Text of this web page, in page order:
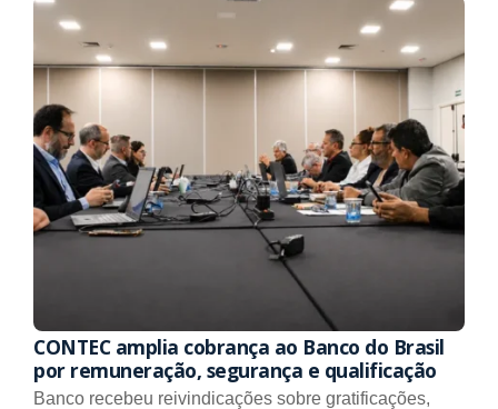
CONTEC amplia cobrança ao Banco do Brasil
por remuneração, segurança e qualificação
Banco recebeu reivindicações sobre gratificações,